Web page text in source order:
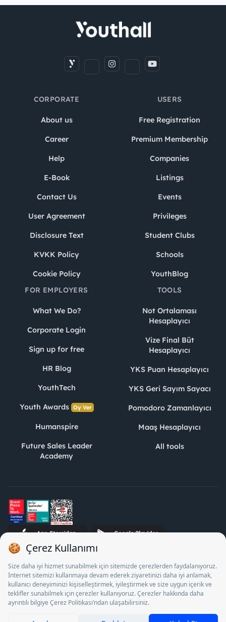
CORPORATE
About us
Career
Help
E-Book
Contact Us
User Agreement
Disclosure Text
KVKK Policy
Cookie Policy
USERS
Free Registration
Premium Membership
Companies
Listings
Events
Privileges
Student Clubs
Schools
YouthBlog
FOR EMPLOYERS
What We Do?
Corporate Login
Sign up for free
HR Blog
YouthTech
Youth Awards Oy Ver
Humanspire
Future Sales Leader
Academy
TOOLS
Not Ortalaması
Hesaplayıcı
Vize Final Büt
Hesaplayıcı
YKS Puan Hesaplayıcı
YKS Geri Sayım Sayacı
Pomodoro Zamanlayıcı
Maaş Hesaplayıcı
All tools
STJ Human Resources Informatics and Consultancy Inc. as a
Private Employment Agency to operate between 13/05/2025 -
12/05/2028, Turkey Employment Agency by 18/04/2025 date
and 18095710 numbered decision in accordance with the
document No. 1078 operates with. Pursuant to Law No. 4904,